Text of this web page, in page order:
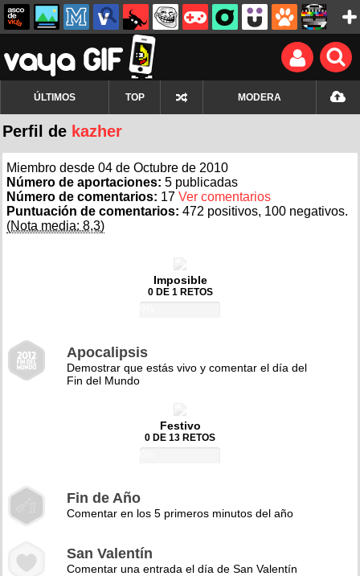
ÚLTIMOS TOP MODERA
Perfil de kazher
Miembro desde 04 de Octubre de 2010
Número de aportaciones: 5 publicadas
Número de comentarios: 17 Ver comentarios
Puntuación de comentarios: 472 positivos, 100 negativos.
(Nota media: 8,3)
Imposible
0 DE 1 RETOS
Apocalipsis
Demostrar que estás vivo y comentar el día del
Fin del Mundo
Festivo
0 DE 13 RETOS
Fin de Año
Comentar en los 5 primeros minutos del año
San Valentín
Comentar una entrada el día de San Valentín